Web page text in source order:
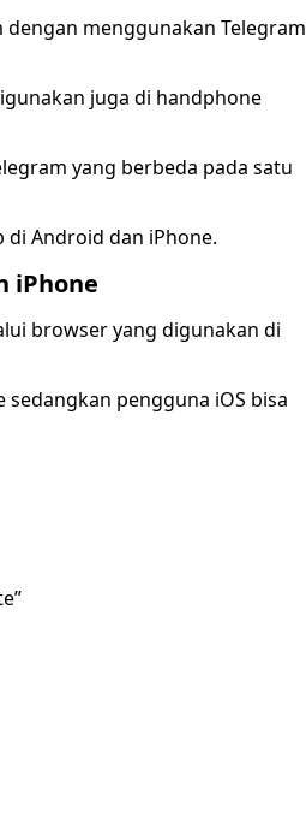
menggunakan Telegram
juga di handphone
yang berbeda pada satu
Android dan iPhone.
iPhone
browser yang digunakan di
pengguna iOS bisa